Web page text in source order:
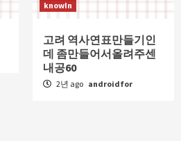
knowIn
고려 역사연표만들기인
데 좀만들어서올려주센
내공60
2년 ago androidfor